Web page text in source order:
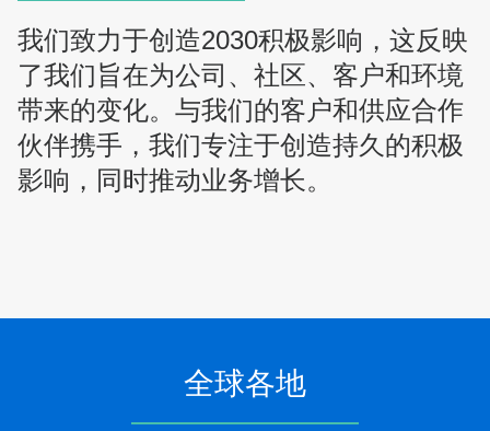
我们致力于创造2030积极影响，这反映
了我们旨在为公司、社区、客户和环境
带来的变化。与我们的客户和供应合作
伙伴携手，我们专注于创造持久的积极
影响，同时推动业务增长。
全球各地